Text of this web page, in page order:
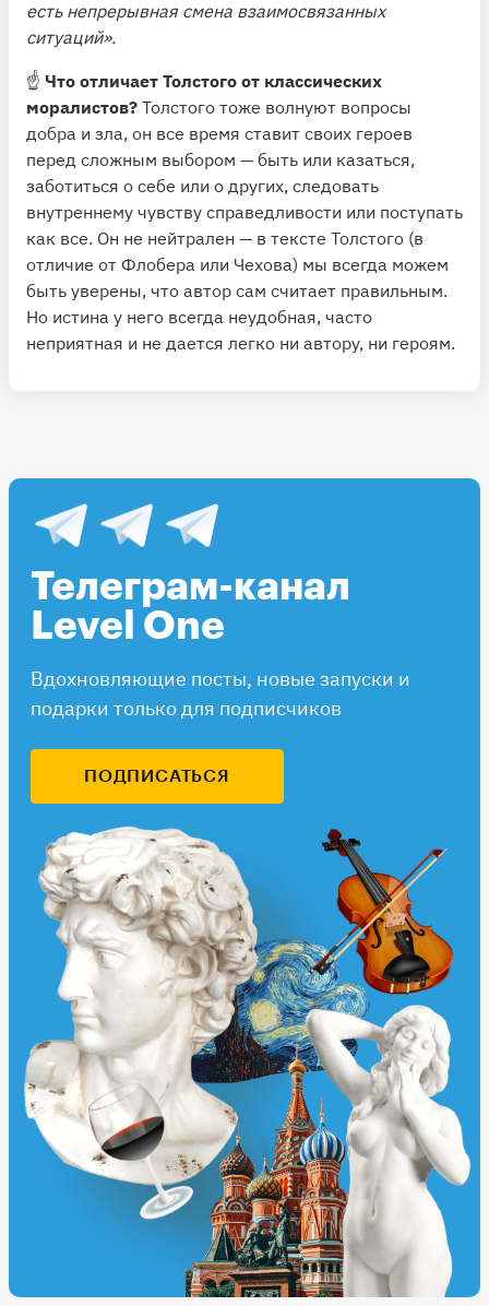
есть непрерывная смена взаимосвязанных
ситуаций».
☝️ Что отличает Толстого от классических
моралистов? Толстого тоже волнуют вопросы
добра и зла, он все время ставит своих героев
перед сложным выбором — быть или казаться,
заботиться о себе или о других, следовать
внутреннему чувству справедливости или поступать
как все. Он не нейтрален — в тексте Толстого (в
отличие от Флобера или Чехова) мы всегда можем
быть уверены, что автор сам считает правильным.
Но истина у него всегда неудобная, часто
неприятная и не дается легко ни автору, ни героям.
Телеграм-канал
Level One
Вдохновляющие посты, новые запуски и
подарки только для подписчиков
ПОДПИСАТЬСЯ